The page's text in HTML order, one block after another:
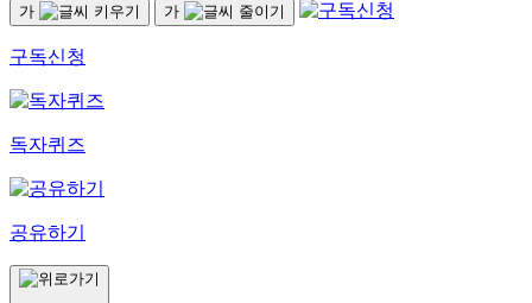
가 가
구독신청
독자퀴즈
공유하기